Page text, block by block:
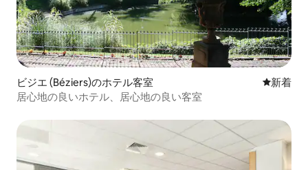
ビジエ (Béziers)のホテル客室 新しい宿
新着
居心地の良いホテル、居心地の良い客室